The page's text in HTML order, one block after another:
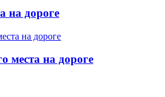
на дороге
места на дороге